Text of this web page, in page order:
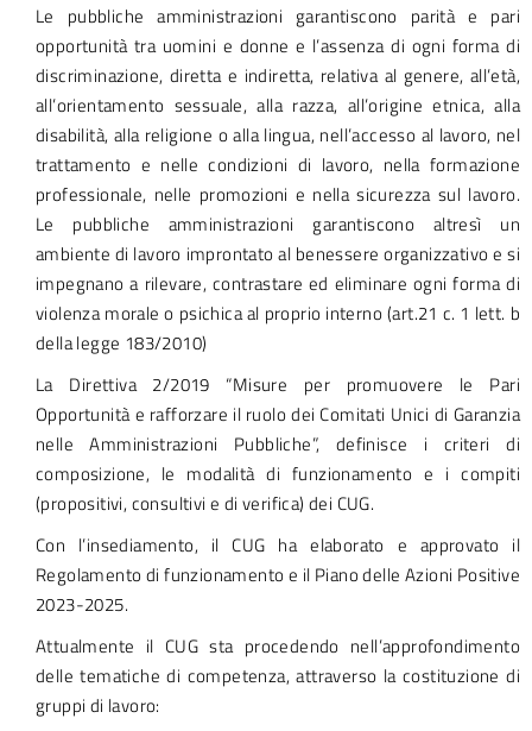
Le pubbliche amministrazioni garantiscono parità e pari
opportunità tra uomini e donne e l’assenza di ogni forma di
discriminazione, diretta e indiretta, relativa al genere, all’età,
all’orientamento sessuale, alla razza, all’origine etnica, alla
disabilità, alla religione o alla lingua, nell’accesso al lavoro, nel
trattamento e nelle condizioni di lavoro, nella formazione
professionale, nelle promozioni e nella sicurezza sul lavoro.
Le pubbliche amministrazioni garantiscono altresì un
ambiente di lavoro improntato al benessere organizzativo e si
impegnano a rilevare, contrastare ed eliminare ogni forma di
violenza morale o psichica al proprio interno (art.21 c. 1 lett. b
della legge 183/2010)
La Direttiva 2/2019 “Misure per promuovere le Pari
Opportunità e rafforzare il ruolo dei Comitati Unici di Garanzia
nelle Amministrazioni Pubbliche”, definisce i criteri di
composizione, le modalità di funzionamento e i compiti
(propositivi, consultivi e di verifica) dei CUG.
Con l’insediamento, il CUG ha elaborato e approvato il
Regolamento di funzionamento e il Piano delle Azioni Positive
2023-2025.
Attualmente il CUG sta procedendo nell’approfondimento
delle tematiche di competenza, attraverso la costituzione di
gruppi di lavoro: